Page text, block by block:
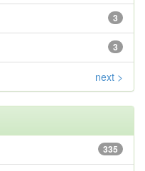
3
3
next >
335